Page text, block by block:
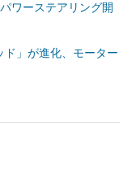
ワーステアリング開
ド」が進化、モーター